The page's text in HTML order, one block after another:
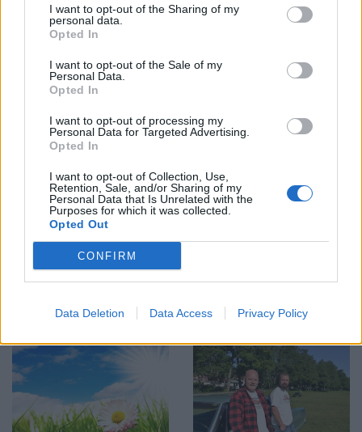
I want to opt-out of the Sharing of my
personal data.
Opted In
I want to opt-out of the Sale of my
Personal Data.
Opted In
I want to opt-out of processing my
Personal Data for Targeted Advertising.
Opted In
I want to opt-out of Collection, Use,
Retention, Sale, and/or Sharing of my
Personal Data that Is Unrelated with the
Purposes for which it was collected.
Opted Out
CONFIRM
Data Deletion Data Access Privacy Policy
Efter 28 år tvingas Kvinnojouren i
Österåker lägga ner sitt
skyddade boende – men jouren
över 5 000 måltider via Too Good
To Go – och flera i Österåker gör
NYHETER 2026-07-30 KL. 12:03
För få enskilda
avlopp åtgärdas
2,2 procent – långt under de fem
NYHETER
Österåker
dyker valstugorna upp på